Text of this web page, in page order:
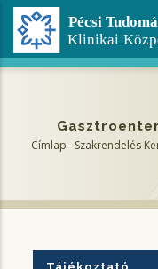
Ugrás
tartalomra
Címlap - Szakrendelés